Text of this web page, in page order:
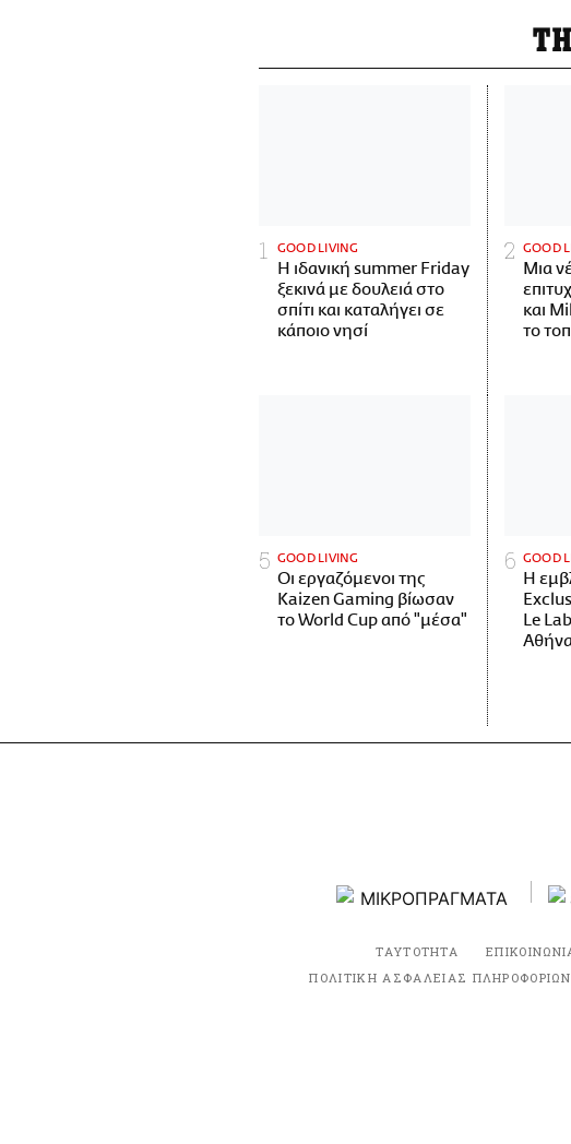
GOOD LIVING
Η ιδανική summer Friday
ξεκινά με δουλειά στο
σπίτι και καταλήγει σε
κάποιο νησί
GOOD
Μια
και
το
GOOD LIVING
Οι εργαζόμενοι της
Kaizen Gaming βίωσαν
το World Cup από "μέσα"
GOOD
Η
Le
ΤΑΥΤΟΤΗΤΑ
ΠΟΛΙΤΙΚΗ ΑΣΦΑΛΕΙΑΣ